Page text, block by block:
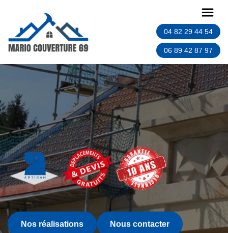
04 82 29 44 54
06 89 42 87 97
Nos réalisations Nous contacter